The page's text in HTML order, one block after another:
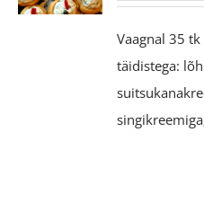
Vaagnal 35
täidistega: